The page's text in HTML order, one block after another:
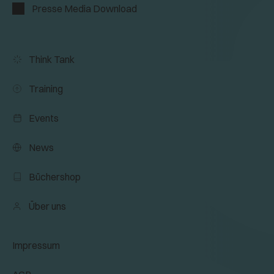
Presse Media Download
Think Tank
Training
Events
News
Büchershop
Über uns
Impressum